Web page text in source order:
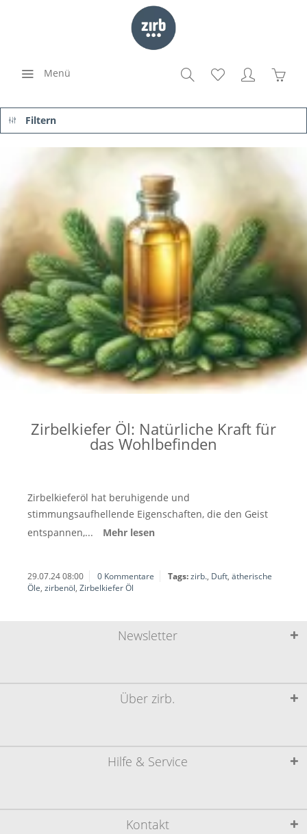
Menü
Filtern
Zirbelkiefer Öl: Natürliche Kraft für
das Wohlbefinden
Zirbelkieferöl hat beruhigende und
stimmungsaufhellende Eigenschaften, die den Geist
entspannen,...
Mehr lesen
29.07.24 08:00 0 Kommentare Tags:zirb., Duft, ätherische
Öle, zirbenöl, Zirbelkiefer Öl
Kontakt
Hilfe & Service
Über zirb.
Newsletter